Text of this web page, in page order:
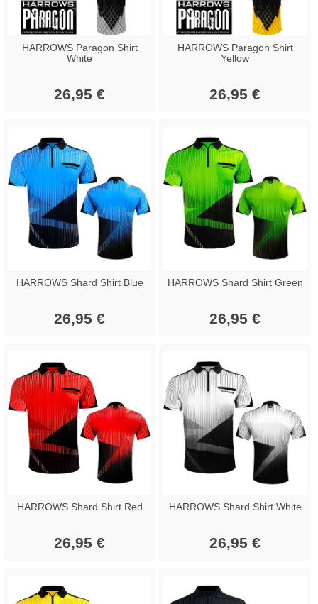
HARROWS Paragon Shirt
White
26,95 €
HARROWS Paragon Shirt
Yellow
26,95 €
HARROWS Shard Shirt Blue
26,95 €
HARROWS Shard Shirt Green
26,95 €
HARROWS Shard Shirt Red
26,95 €
HARROWS Shard Shirt White
26,95 €